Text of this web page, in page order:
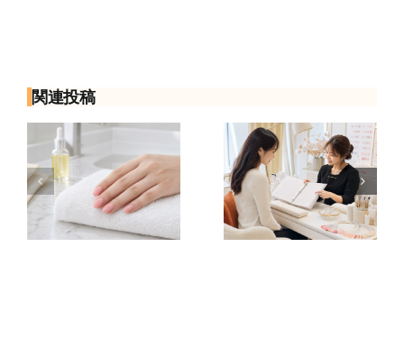
関連投稿
サロン見学で
聞くこと12選
｜応募前の質
問チェックリ
ネイリスト求
人の試用期間
とは？給与・
研修・本採用
前に確認した